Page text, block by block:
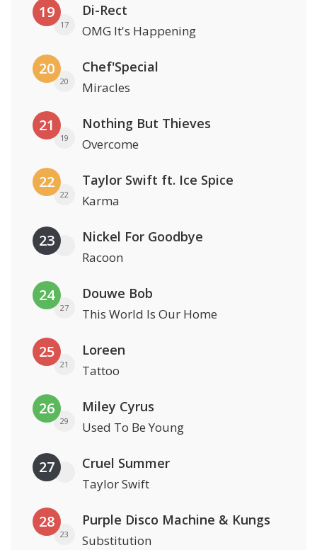
19
17
Di-Rect
OMG It's Happening
20
20
Chef'Special
Miracles
21
19
Nothing But Thieves
Overcome
22
22
Taylor Swift ft. Ice Spice
Karma
23 Nickel For Goodbye
Racoon
24
27
Douwe Bob
This World Is Our Home
25
21
Loreen
Tattoo
26
29
Miley Cyrus
Used To Be Young
27 Cruel Summer
Taylor Swift
28
23
Purple Disco Machine & Kungs
Substitution